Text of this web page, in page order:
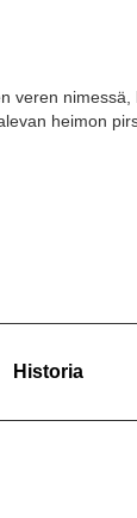
veren
heimon
Historia